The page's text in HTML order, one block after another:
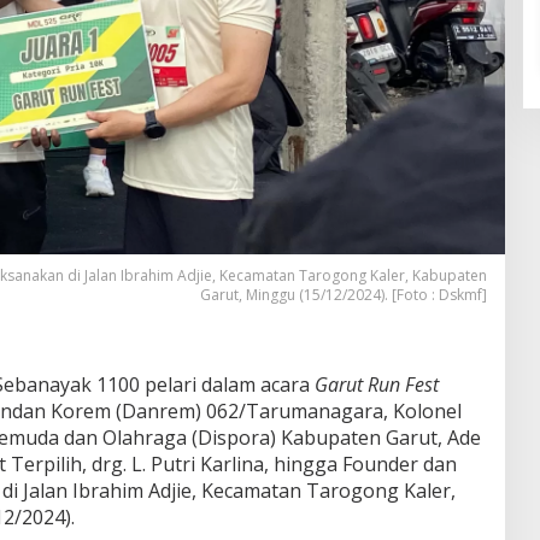
di Jalan Ibrahim Adjie, Kecamatan Tarogong Kaler, Kabupaten
Garut, Minggu (15/12/2024). [Foto : Dskmf]
1100 pelari dalam acara Garut Run Fest
Korem (Danrem) 062/Tarumanagara, Kolonel
dan Olahraga (Dispora) Kabupaten Garut, Ade
drg. L. Putri Karlina, hingga Founder dan
Jalan Ibrahim Adjie, Kecamatan Tarogong Kaler,
2024).